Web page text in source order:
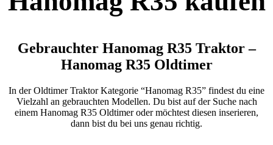
Gebrauchter Hanomag R35 Traktor –
Hanomag R35 Oldtimer
In der Oldtimer Traktor Kategorie “Hanomag R35” findest du eine
Vielzahl an gebrauchten Modellen. Du bist auf der Suche nach
einem Hanomag R35 Oldtimer oder möchtest diesen inserieren,
dann bist du bei uns genau richtig.